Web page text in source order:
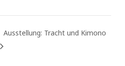
Ausstellung: Tracht und Kimono